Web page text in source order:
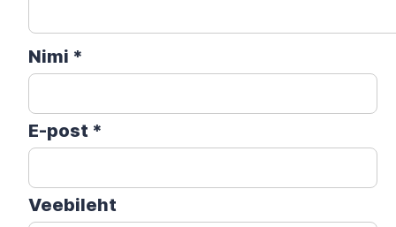
Nimi *
E-post *
Veebileht